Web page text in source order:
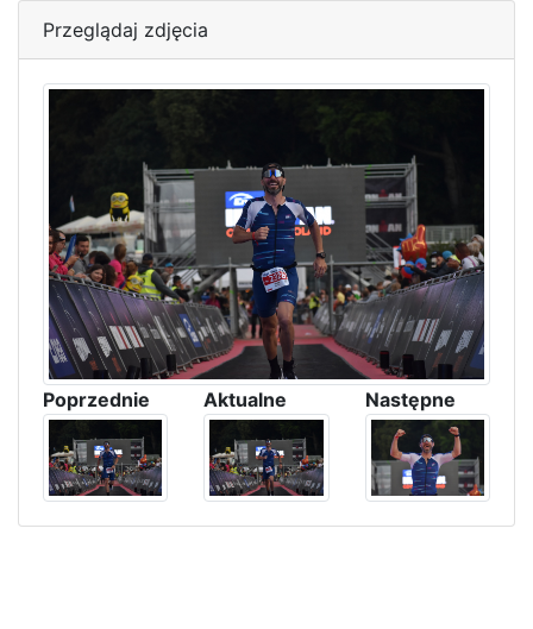
Przeglądaj zdjęcia
Poprzednie Aktualne Następne